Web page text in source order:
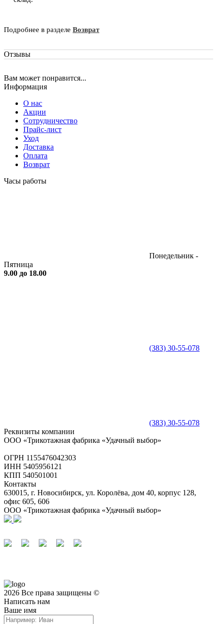
Подробнее в разделе Возврат
Отзывы
Вам может понравится...
Информация
О нас
Акции
Сотрудничество
Прайс-лист
Уход
Доставка
Оплата
Возврат
Часы работы
Понедельник -
Пятница
9.00 до 18.00
(383) 30-55-078
(383) 30-55-078
Реквизиты компании
ООО «Трикотажная фабрика «Удачный выбор»
ОГРН 1155476042303
ИНН 5405956121
КПП 540501001
Контакты
630015, г. Новосибирск, ул. Королёва, дом 40, корпус 128,
офис 605, 606
ООО «Трикотажная фабрика «Удачный выбор»
2026 Все права защищены ©
Написать нам
Ваше имя